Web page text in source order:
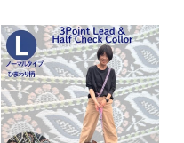
テープ使用